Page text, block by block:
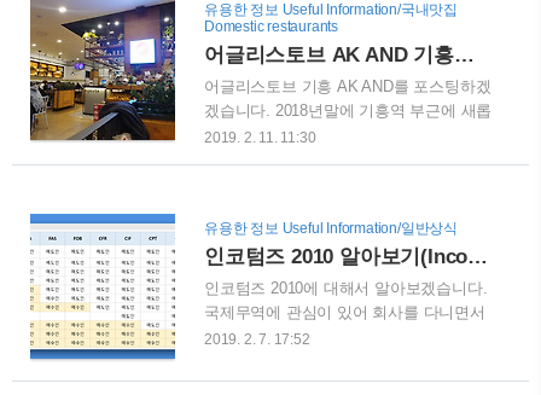
유용한 정보 Useful Information/국내맛집
Domestic restaurants
어글리스토브 AK AND 기흥점(AK&) - 용인 기흥 맛집
어글리스토브 기흥 AK AND를 포스팅하겠
겠습니다. 2018년말에 기흥역 부근에 새롭
게 생긴 AK&을 방문하게 되었습니다. 가
용하는 곳인데, 쇼핑할 제품 뿐만아니라
먹을 것도 많이 있습니다. 어글리스토브의
경우 가성비와 가심비가 좋아서 개인적으
로 애정하는 곳입니다. 백화점 내부에 있
훌쩍넘어갔음에도 불구하고 많은 분들이
2019. 2. 11. 11:30
유용한 정보 Useful Information/일반상식
인코텀즈 2010 알아보기(Incoterms 2010) - 알기쉬운 국제무역
인코텀즈 2010에 대해서 알아보겠습니다.
국제무역에 관심이 있어 회사를 다니면서
도 관련된 공부를 조금씩 하게 되었습니
으로 알아야할 것이 바로 인코텀즈
2019. 2. 7. 17:52